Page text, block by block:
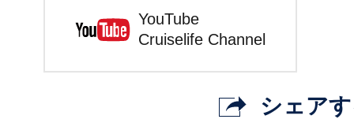
YouTube
Cruiselife Channel
シェア